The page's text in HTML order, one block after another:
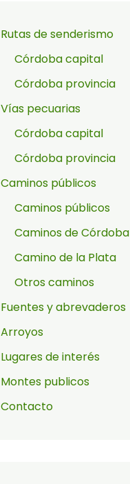
Rutas de senderismo
Córdoba capital
Córdoba provincia
Vías pecuarias
Córdoba capital
Córdoba provincia
Caminos públicos
Caminos públicos
Caminos de Córdoba
Camino de la Plata
Otros caminos
Fuentes y abrevaderos
Arroyos
Lugares de interés
Montes publicos
Contacto